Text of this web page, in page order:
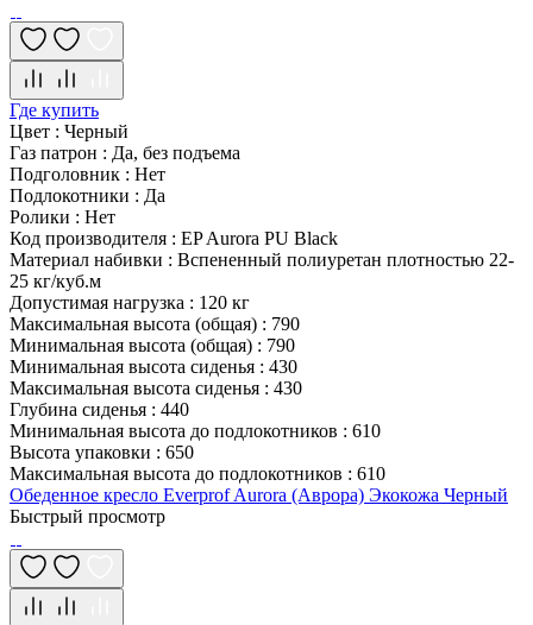
Где купить
Цвет : Черный
Газ патрон : Да, без подъема
Подголовник : Нет
Подлокотники : Да
Ролики : Нет
Код производителя : EP Aurora PU Black
Материал набивки : Вспененный полиуретан плотностью 22-
25 кг/куб.м
Допустимая нагрузка : 120 кг
Максимальная высота (общая) : 790
Минимальная высота (общая) : 790
Минимальная высота сиденья : 430
Максимальная высота сиденья : 430
Глубина сиденья : 440
Минимальная высота до подлокотников : 610
Высота упаковки : 650
Максимальная высота до подлокотников : 610
Обеденное кресло Everprof Aurora (Аврора) Экокожа Черный
Быстрый просмотр